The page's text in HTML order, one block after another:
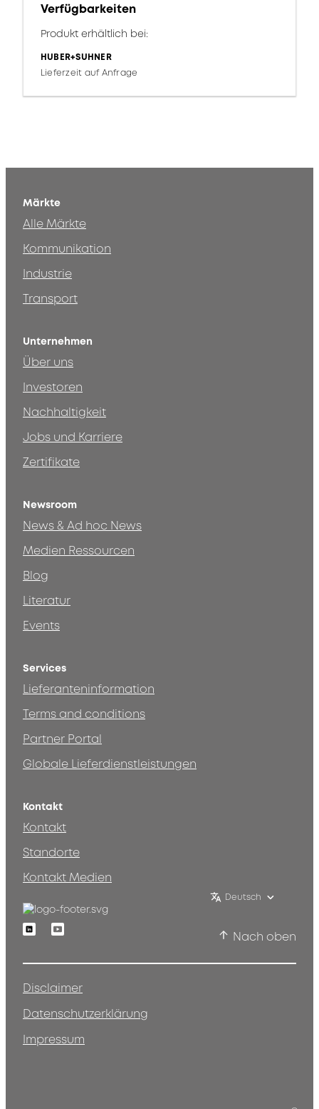
Verfügbarkeiten
Produkt erhältlich bei:
HUBER+SUHNER
Lieferzeit auf Anfrage
Märkte
Alle Märkte
Kommunikation
Industrie
Transport
Unternehmen
Über uns
Investoren
Nachhaltigkeit
Jobs und Karriere
Zertifikate
Newsroom
News & Ad hoc News
Medien Ressourcen
Blog
Literatur
Events
Services
Lieferanteninformation
Terms and conditions
Partner Portal
Globale Lieferdienstleistungen
Kontakt
Kontakt
Standorte
Kontakt Medien
Deutsch
LinkedinYoutube
Nach oben
Disclaimer
Datenschutzerklärung
Impressum